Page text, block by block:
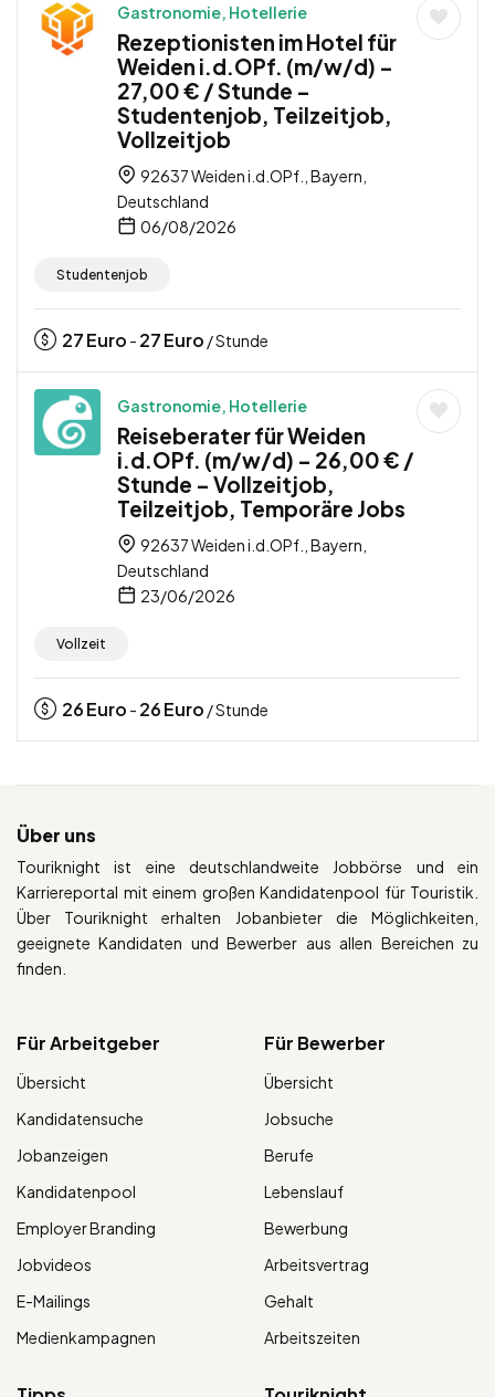
Gastronomie, Hotellerie
Rezeptionisten im Hotel für
Weiden i.d.OPf. (m/w/d) –
27,00 € / Stunde –
Studentenjob, Teilzeitjob,
Vollzeitjob
92637 Weiden i.d.OPf., Bayern,
Deutschland
06/08/2026
Studentenjob
27Euro - 27Euro / Stunde
Gastronomie, Hotellerie
Reiseberater für Weiden
i.d.OPf. (m/w/d) – 26,00 € /
Stunde – Vollzeitjob,
Teilzeitjob, Temporäre Jobs
92637 Weiden i.d.OPf., Bayern,
Deutschland
23/06/2026
Vollzeit
26Euro - 26Euro / Stunde
Über uns
Touriknight ist eine deutschlandweite Jobbörse und ein
Karriereportal mit einem großen Kandidatenpool für Touristik.
Über Touriknight erhalten Jobanbieter die Möglichkeiten,
geeignete Kandidaten und Bewerber aus allen Bereichen zu
finden.
Für Arbeitgeber
Übersicht
Kandidatensuche
Jobanzeigen
Kandidatenpool
Employer Branding
Jobvideos
E-Mailings
Medienkampagnen
Für Bewerber
Übersicht
Jobsuche
Berufe
Lebenslauf
Bewerbung
Arbeitsvertrag
Gehalt
Arbeitszeiten